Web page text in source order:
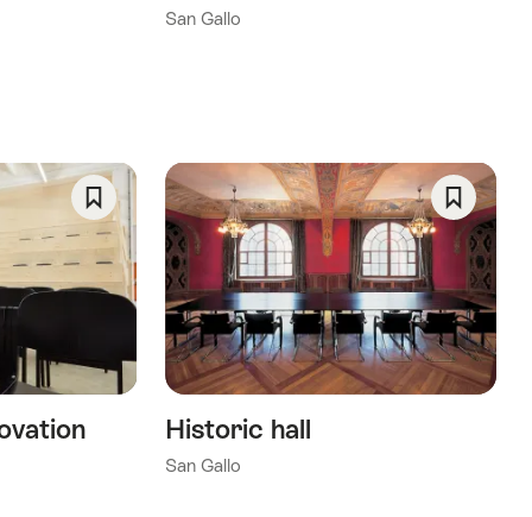
San Gallo
Salva
come
preferito:
Wishlist
Historic hall
San Gallo
Salva
come
Wishlist